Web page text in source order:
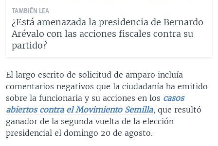
TAMBIÉN LEA
¿Está amenazada la presidencia de Bernardo
Arévalo con las acciones fiscales contra su
partido?
El largo escrito de solicitud de amparo incluía
comentarios negativos que la ciudadanía ha emitido
sobre la funcionaria y su acciones en los casos
abiertos contra el Movimiento Semilla, que resultó
ganador de la segunda vuelta de la elección
presidencial el domingo 20 de agosto.